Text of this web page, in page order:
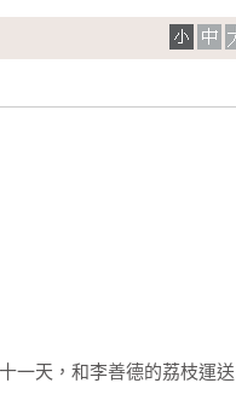
一天，和李善德的荔枝運送